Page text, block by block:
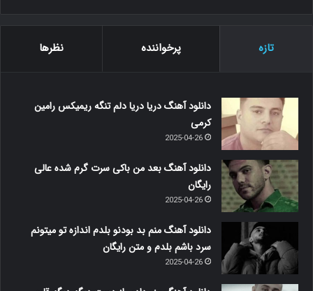
تازه پرخواننده نظرها
دانلود آهنگ دریا دریا دلم تنگه ریمیکس رامین
کرمی
2025-04-26
دانلود آهنگ بعد من باکی سرت گرم شده عالی
رایگان
2025-04-26
دانلود آهنگ منم بد بودنو بلدم اندازه تو میتونم
سرد باشم بلدم و متن رایگان
2025-04-26